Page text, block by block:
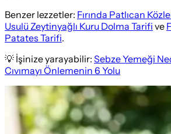
Benzer lezzetler: Fırında Patlıcan
Usulü Zeytinyağlı Kuru Dolma Tarifi ve
Patates Tarifi.
💡 İşinize yarayabilir: Sebze Yemeği
Cıvımayı Önlemenin 6 Yolu